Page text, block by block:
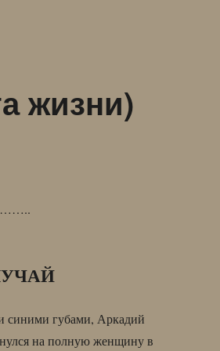
жизни)
синими губами, Аркадий
на полную женщину в